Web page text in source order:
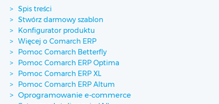
Spis treści
Stwórz darmowy szablon
Konfigurator produktu
Więcej o Comarch ERP
Pomoc Comarch Betterfly
Pomoc Comarch ERP Optima
Pomoc Comarch ERP XL
Pomoc Comarch ERP Altum
Oprogramowanie e-commerce